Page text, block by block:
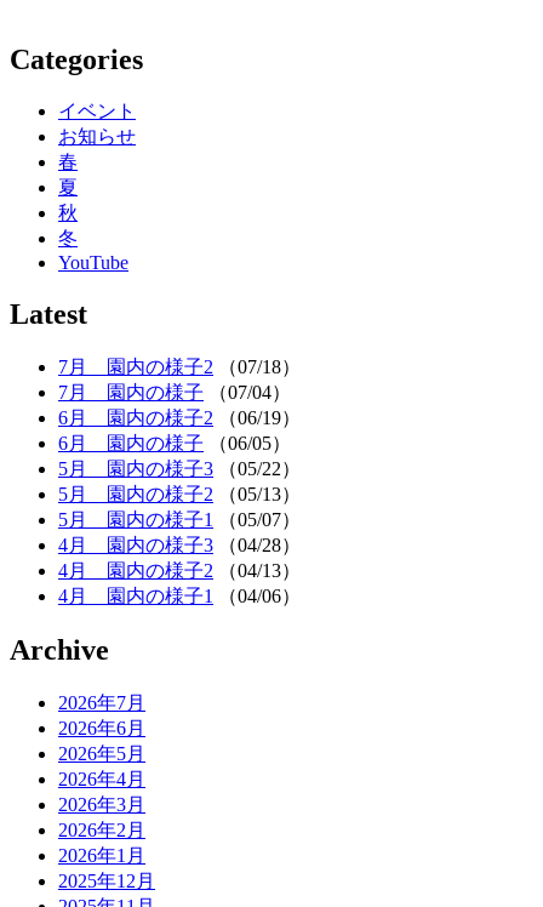
Categories
イベント
お知らせ
春
夏
秋
冬
YouTube
Latest
7月 園内の様子2
（07/18）
7月 園内の様子
（07/04）
6月 園内の様子2
（06/19）
6月 園内の様子
（06/05）
5月 園内の様子3
（05/22）
5月 園内の様子2
（05/13）
5月 園内の様子1
（05/07）
4月 園内の様子3
（04/28）
4月 園内の様子2
（04/13）
4月 園内の様子1
（04/06）
Archive
2026年7月
2026年6月
2026年5月
2026年4月
2026年3月
2026年2月
2026年1月
2025年12月